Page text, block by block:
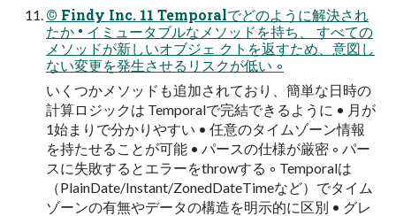
© Findy Inc. 11 Temporalでどのように解決され
たか • イミュータブルなメソッドを持ち、 すべての
メソッドが新しいオブジェ クトを返すため、意図し
ない変更を発⽣させるリスクが低い ◦
いくつかメソッドも追加されており、簡単な⽇時の
計算ロジックは Temporalで完結できるように • ⽉が
1始まりで分かりやすい • 任意のタイムゾーン情報
を持たせることが可能 • パースの仕様が厳密 ◦ パー
スに失敗するとエラーをthrowする ◦ Temporalは
（PlainDate/Instant/ZonedDateTimeなど）でタイム
ゾーンの有無やデータの構造を明⽰的に区別 • グレ